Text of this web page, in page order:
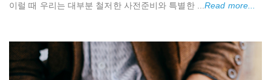
이럴 때 우리는 대부분 철저한 사전준비와 특별한 ... Read more...